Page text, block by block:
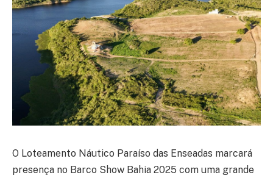
O Loteamento Náutico Paraíso das Enseadas marcará
presença no Barco Show Bahia 2025 com uma grande